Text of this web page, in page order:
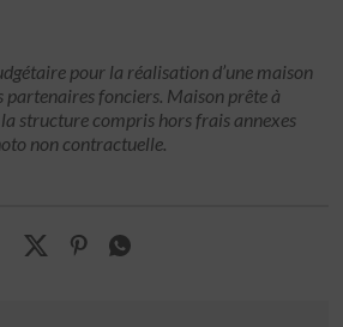
pour la réalisation d’une maison
partenaires fonciers. Maison prête à
structure compris hors frais annexes
non contractuelle.